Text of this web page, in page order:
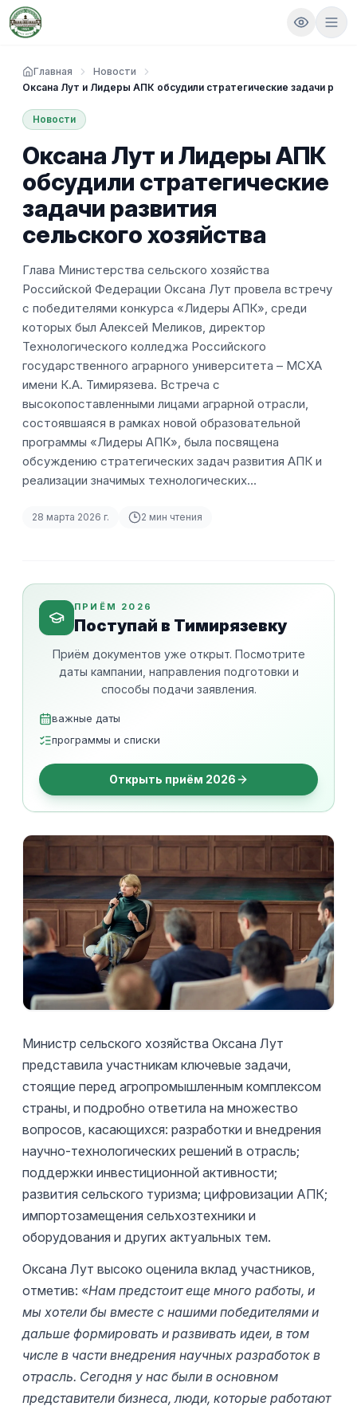
Главная
Новости
Оксана Лут и Лидеры АПК обсудили стратегические задачи
Новости
Оксана Лут и Лидеры АПК
обсудили стратегические
задачи развития
сельского хозяйства
Глава Министерства сельского хозяйства
Российской Федерации Оксана Лут провела встречу
с победителями конкурса «Лидеры АПК», среди
которых был Алексей Меликов, директор
Технологического колледжа Российского
государственного аграрного университета – МСХА
имени К.А. Тимирязева. Встреча с
высокопоставленными лицами аграрной отрасли,
состоявшаяся в рамках новой образовательной
программы «Лидеры АПК», была посвящена
обсуждению стратегических задач развития АПК и
реализации значимых технологических…
28 марта 2026 г. 2 мин чтения
ПРИЁМ 2026
Поступай в Тимирязевку
Приём документов уже открыт. Посмотрите
даты кампании, направления подготовки и
способы подачи заявления.
важные даты
программы и списки
Открыть приём 2026
Министр сельского хозяйства Оксана Лут
представила участникам ключевые задачи,
стоящие перед агропромышленным комплексом
страны, и подробно ответила на множество
вопросов, касающихся: разработки и внедрения
научно-технологических решений в отрасль;
поддержки инвестиционной активности;
развития сельского туризма; цифровизации АПК;
импортозамещения сельхозтехники и
оборудования и других актуальных тем.
Оксана Лут высоко оценила вклад участников,
отметив: «Нам предстоит еще много работы, и
мы хотели бы вместе с нашими победителями и
дальше формировать и развивать идеи, в том
числе в части внедрения научных разработок в
отрасль. Сегодня у нас были в основном
представители бизнеса, люди, которые работают